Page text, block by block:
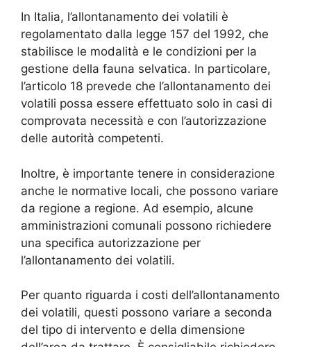
In Italia, l’allontanamento dei volatili è
regolamentato dalla legge 157 del 1992, che
stabilisce le modalità e le condizioni per la
gestione della fauna selvatica. In particolare,
l’articolo 18 prevede che l’allontanamento dei
volatili possa essere effettuato solo in casi di
comprovata necessità e con l’autorizzazione
delle autorità competenti.
Inoltre, è importante tenere in considerazione
anche le normative locali, che possono variare
da regione a regione. Ad esempio, alcune
amministrazioni comunali possono richiedere
una specifica autorizzazione per
l’allontanamento dei volatili.
Per quanto riguarda i costi dell’allontanamento
dei volatili, questi possono variare a seconda
del tipo di intervento e della dimensione